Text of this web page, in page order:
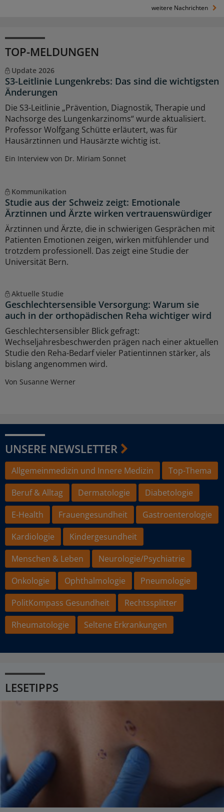
weitere Nachrichten
TOP-MELDUNGEN
Update 2026
S3-Leitlinie Lungenkrebs: Das sind die wichtigsten
Änderungen
Die S3-Leitlinie „Prävention, Diagnostik, Therapie und
Nachsorge des Lungenkarzinoms“ wurde aktualisiert.
Professor Wolfgang Schütte erläutert, was für
Hausärztinnen und Hausärzte wichtig ist.
Ein Interview von Dr. Miriam Sonnet
Kommunikation
Studie aus der Schweiz zeigt: Emotionale
Ärztinnen und Ärzte wirken vertrauenswürdiger
Ärztinnen und Ärzte, die in schwierigen Gesprächen mit
Patienten Emotionen zeigen, wirken mitfühlender und
trotzdem professionell. Das zeigt eine Studie der
Universität Bern.
Aktuelle Studie
Geschlechtersensible Versorgung: Warum sie
auch in der orthopädischen Reha wichtiger wird
Geschlechtersensibler Blick gefragt:
Wechseljahresbeschwerden prägen nach einer aktuellen
Studie den Reha-Bedarf vieler Patientinnen stärker, als
bislang angenommen wird.
Von Susanne Werner
UNSERE NEWSLETTER
Allgemeinmedizin und Innere Medizin
Top-Thema
Beruf & Alltag
Dermatologie
Diabetologie
E-Health
Frauengesundheit
Gastroenterologie
Kardiologie
Kindergesundheit
Menschen & Leben
Neurologie/Psychiatrie
Onkologie
Ophthalmologie
Pneumologie
PolitKompass Gesundheit
Rechtssplitter
Rheumatologie
Seltene Erkrankungen
LESETIPPS